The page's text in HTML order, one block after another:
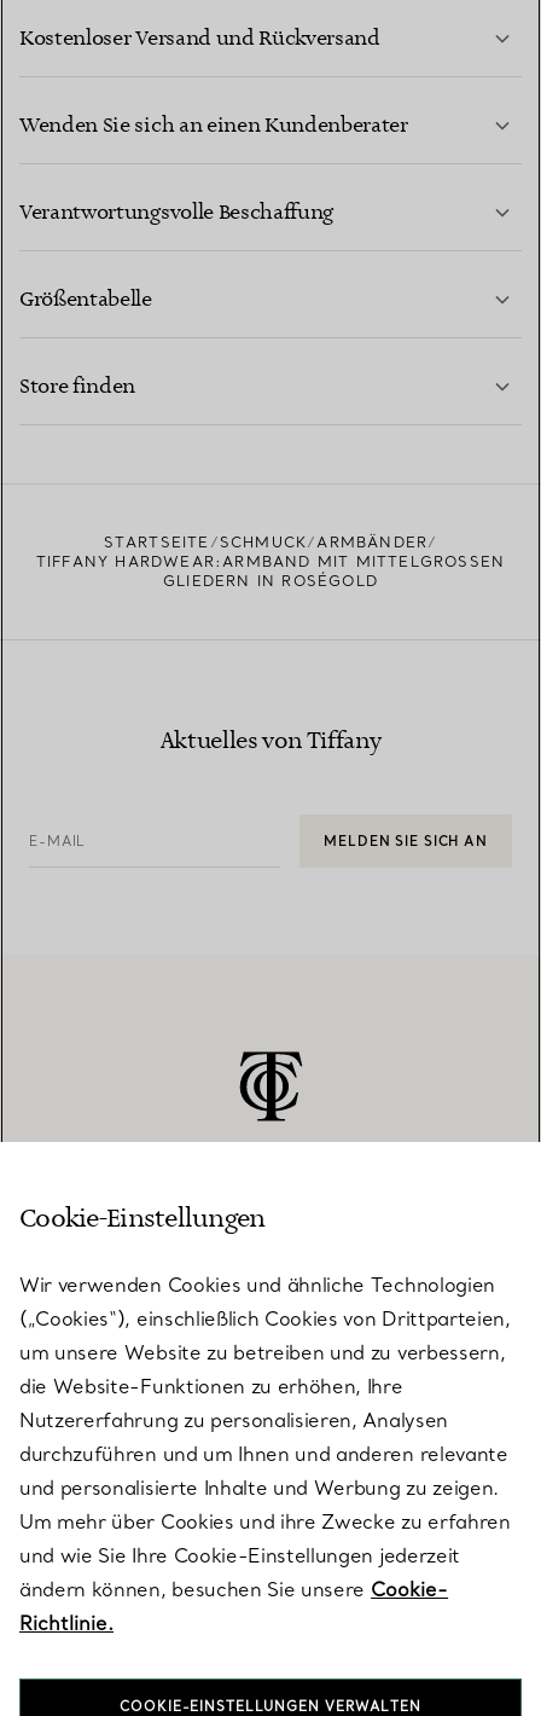
Kostenloser Versand und Rückversand
Wenden Sie sich an einen Kundenberater
Verantwortungsvolle Beschaffung
Größentabelle
Store finden
STARTSEITE SCHMUCK
ARMBÄNDER
TIFFANY HARDWEAR:ARMBAND MIT MITTELGROSSEN G
LIEDERN IN ROSÉGOLD
Aktuelles von Tiffany
E-MAIL MELDEN SIE SICH AN
KUNDENSERVICE
SERVICES
ÜBER TIFFANY & CO.
RECHTLICHE HINWEISE
FOLGEN SIE UNS
Cookie-Einstellungen
Wir verwenden Cookies und ähnliche Technologien
(„Cookies“), einschließlich Cookies von Drittparteien,
um unsere Website zu betreiben und zu verbessern,
die Website-Funktionen zu erhöhen, Ihre
Nutzererfahrung zu personalisieren, Analysen
durchzuführen und um Ihnen und anderen relevante
und personalisierte Inhalte und Werbung zu zeigen.
Um mehr über Cookies und ihre Zwecke zu erfahren
und wie Sie Ihre Cookie-Einstellungen jederzeit
ändern können, besuchen Sie unsere Cookie-
Richtlinie.
COOKIE-EINSTELLUNGEN VERWALTEN